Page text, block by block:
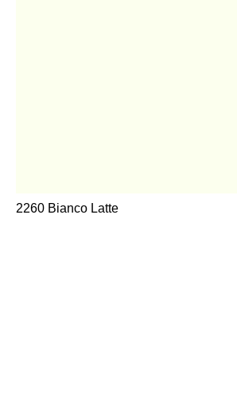
2260 Bianco Latte